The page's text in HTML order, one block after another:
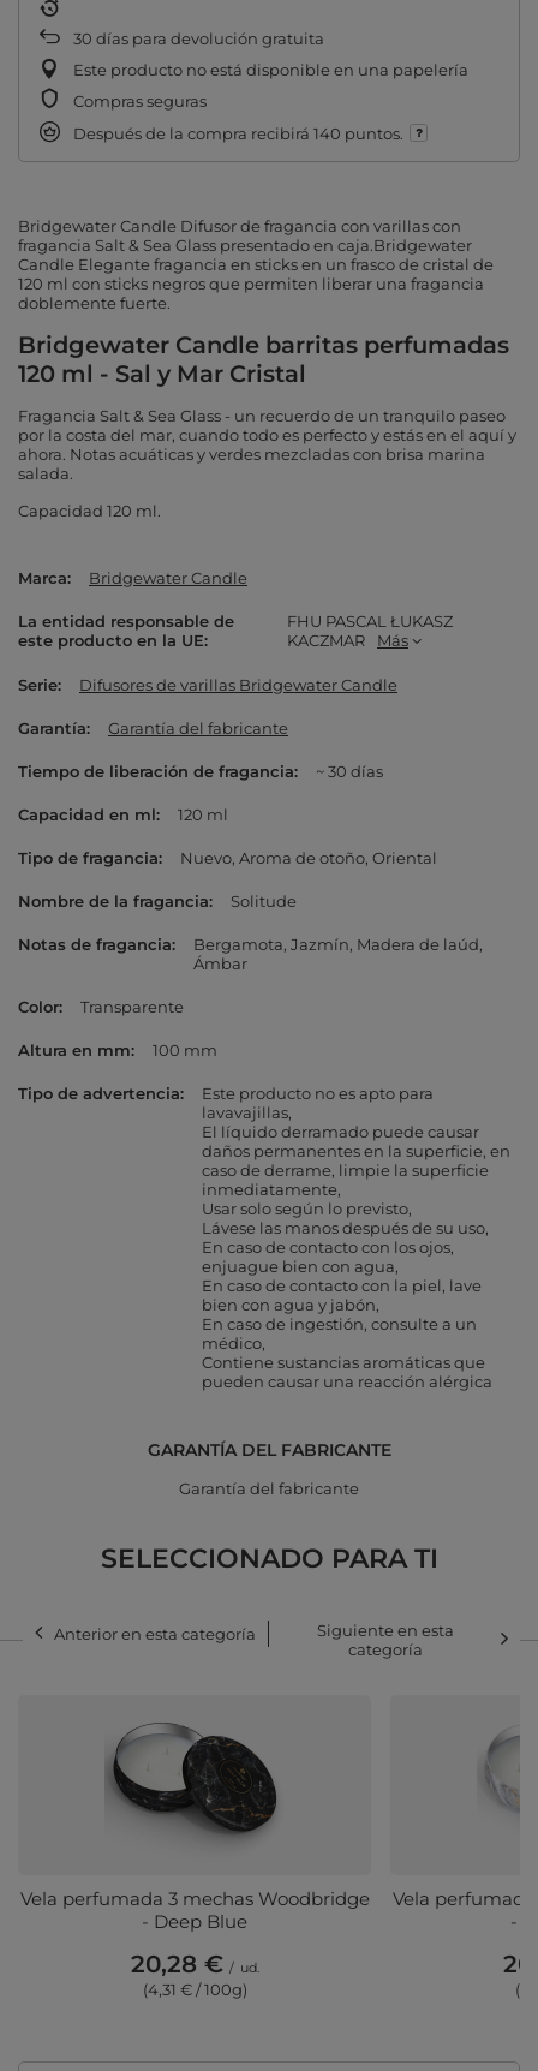
30 días para devolución gratuita
Este producto no está disponible en una papelería
Compras seguras
Después de la compra recibirá 140 puntos.
Bridgewater Candle Difusor de fragancia con varillas con
fragancia Salt & Sea Glass presentado en caja.Bridgewater
Candle Elegante fragancia en sticks en un frasco de cristal de
120 ml con sticks negros que permiten liberar una fragancia
doblemente fuerte.
Bridgewater Candle barritas perfumadas
120 ml - Sal y Mar Cristal
Fragancia Salt & Sea Glass - un recuerdo de un tranquilo paseo
por la costa del mar, cuando todo es perfecto y estás en el aquí y
ahora. Notas acuáticas y verdes mezcladas con brisa marina
salada.
Capacidad 120 ml.
Marca Bridgewater Candle
La entidad responsable de
este producto en la UE
FHU PASCAL ŁUKASZ
KACZMAR
Más
Serie Difusores de varillas Bridgewater Candle
Garantía Garantía del fabricante
Tiempo de liberación de fragancia ~ 30 días
Capacidad en ml 120 ml
Tipo de fragancia Nuevo Aroma de otoño Oriental
Nombre de la fragancia Solitude
Notas de fragancia Bergamota Jazmín Madera de laúd
Ámbar
Color Transparente
Altura en mm 100 mm
Tipo de advertencia
Este producto no es apto para
lavavajillas
El líquido derramado puede causar
daños permanentes en la superficie, en
caso de derrame, limpie la superficie
inmediatamente
Usar solo según lo previsto
Lávese las manos después de su uso
En caso de contacto con los ojos,
enjuague bien con agua
En caso de contacto con la piel, lave
bien con agua y jabón
En caso de ingestión, consulte a un
médico
Contiene sustancias aromáticas que
pueden causar una reacción alérgica
GARANTÍA DEL FABRICANTE
Garantía del fabricante
SELECCIONADO PARA TI
Anterior en esta categoría
Siguiente en esta
categoría
Vela perfumada 3 mechas Woodbridge
- Deep Blue
20,28 € / ud.
(4,31 € / 100g)
Vela
-